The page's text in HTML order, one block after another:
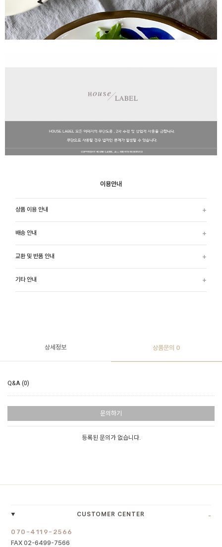
이용안내
상품 이용 안내
배송 안내
교환 및 반품 안내
기타 안내
상세정보 상품문의 0
Q&A (0)
문의하기
등록된 문의가 없습니다.
CUSTOMER CENTER -
070-4119-2566
FAX 02-6499-7566